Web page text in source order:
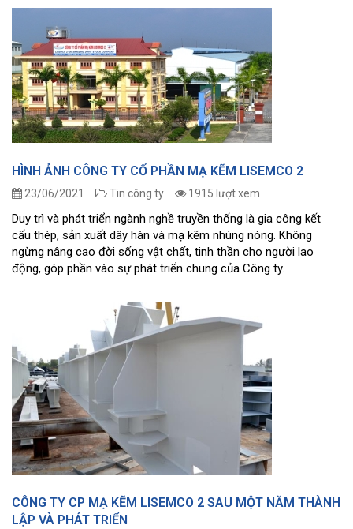
HÌNH ẢNH CÔNG TY CỔ PHẦN MẠ KẼM LISEMCO 2
23/06/2021 Tin công ty 1915 lượt xem
Duy trì và phát triển ngành nghề truyền thống là gia công kết
cấu thép, sản xuất dây hàn và mạ kẽm nhúng nóng. Không
ngừng nâng cao đời sống vật chất, tinh thần cho người lao
động, góp phần vào sự phát triển chung của Công ty.
CÔNG TY CP MẠ KẼM LISEMCO 2 SAU MỘT NĂM THÀNH
LẬP VÀ PHÁT TRIỂN